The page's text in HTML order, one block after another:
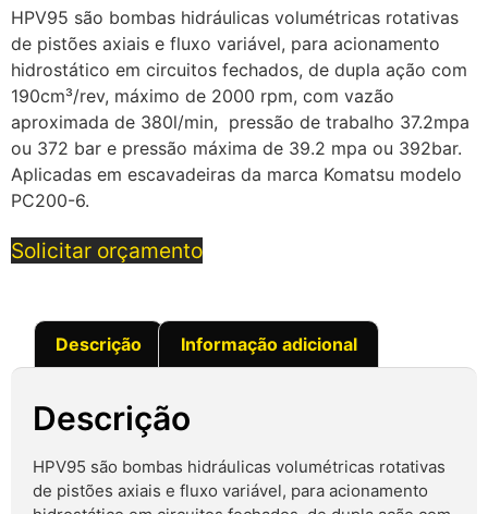
HPV95 são bombas hidráulicas volumétricas rotativas
de pistões axiais e fluxo variável, para acionamento
hidrostático em circuitos fechados, de dupla ação com
190cm³/rev, máximo de 2000 rpm, com vazão
aproximada de 380l/min, pressão de trabalho 37.2mpa
ou 372 bar e pressão máxima de 39.2 mpa ou 392bar.
Aplicadas em escavadeiras da marca Komatsu modelo
PC200-6.
Solicitar orçamento
Descrição Informação adicional
Descrição
HPV95 são bombas hidráulicas volumétricas rotativas
de pistões axiais e fluxo variável, para acionamento